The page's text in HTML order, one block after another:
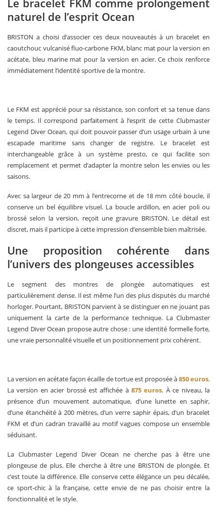
Le bracelet FKM comme prolongement
naturel de l’esprit Ocean
BRISTON a choisi d’associer ces deux nouveautés à un bracelet en
caoutchouc vulcanisé fluo-carbone FKM, blanc mat pour la version en
acétate, bleu marine mat pour la version en acier. Ce choix renforce
immédiatement l’identité sportive de la montre.
Le FKM est apprécié pour sa résistance, son confort et sa tenue dans
le temps. Il correspond parfaitement à l’esprit de cette Clubmaster
Legend Diver Ocean, qui doit pouvoir passer d’un usage urbain à une
escapade maritime sans changer de registre. Le bracelet est
interchangeable grâce à un système presto, ce qui facilite son
remplacement et permet d’adapter la montre selon les envies ou les
saisons.
Avec sa largeur de 20 mm à l’entrecorne et de 18 mm côté boucle, il
conserve un bel équilibre visuel. La boucle ardillon, en acier poli ou
brossé selon la version, reçoit une gravure BRISTON. Le détail est
discret, mais il participe à cette impression d’ensemble bien maîtrisée.
Une proposition cohérente dans
l’univers des plongeuses accessibles
Le segment des montres de plongée automatiques est
particulièrement dense. Il est même l’un des plus disputés du marché
horloger. Pourtant, BRISTON parvient à se distinguer en ne jouant pas
uniquement la carte de la performance technique. La Clubmaster
Legend Diver Ocean propose autre chose : une identité formelle forte,
une vraie personnalité visuelle et un positionnement prix cohérent.
La version en acétate façon écaille de tortue est proposée à850 euros.
La version en acier brossé est affichée à875 euros. À ce niveau, la
présence d’un mouvement automatique, d’une lunette en saphir,
d’une étanchéité à 200 mètres, d’un verre saphir épais, d’un bracelet
FKM et d’un cadran travaillé au motif vagues compose un ensemble
séduisant.
La Clubmaster Legend Diver Ocean ne cherche pas à être une
plongeuse de plus. Elle cherche à être une BRISTON de plongée. Et
c’est toute la différence. Elle conserve cette élégance un peu décalée,
ce sport-chic à la française, cette envie de ne pas choisir entre la
fonctionnalité et le style.